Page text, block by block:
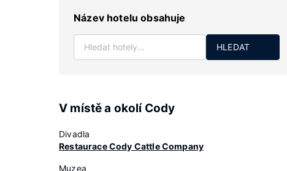
Název hotelu obsahuje
HLEDAT
V místě a okolí Cody
Divadla
Restaurace Cody Cattle Company
Muzea